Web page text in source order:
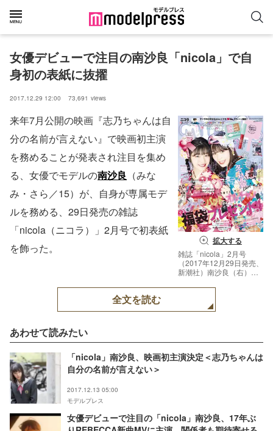
女優デビューで注目の南沙良「nicola」で自
身初の表紙に抜擢
2017.12.29 12:00 73,691 views
拡大する
雑誌「nicola」2月号
（2017年12月29日発売、
新潮社）南沙良（右）／
所）
来年7月公開の映画『志乃ちゃんは自
分の名前が言えない』で映画初主演
を務めることが発表され注目を集め
る、女優でモデルの南沙良 （みな
み・さら／15）が、自身が専属モデ
ルを務める、29日発売の雑誌
「nicola（ニコラ）」2月号で初表紙
を飾った。
全文を読む
あわせて読みたい
「nicola」南沙良、映画初主演決定＜志乃ちゃんは
自分の名前が言えない＞
2017.12.13 05:00
モデルプレス
女優デビューで注目の「nicola」南沙良、17年ぶ